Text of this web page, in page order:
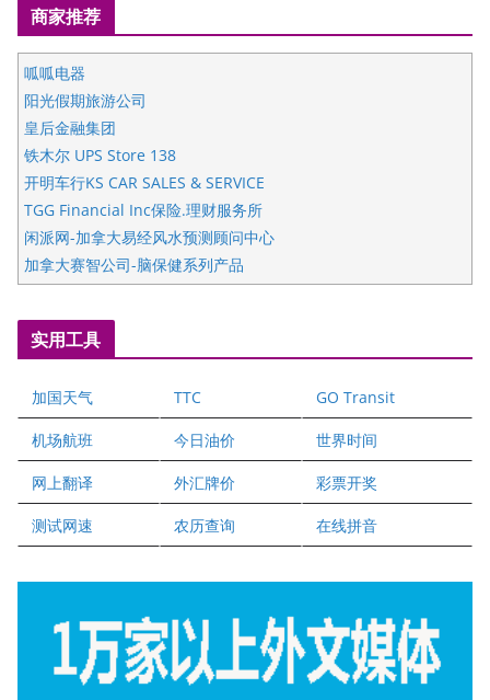
商家推荐
呱呱电器
阳光假期旅游公司
皇后金融集团
铁木尔 UPS Store 138
开明车行KS CAR SALES & SERVICE
TGG Financial Inc保险.理财服务所
闲派网-加拿大易经风水预测顾问中心
加拿大赛智公司-脑保健系列产品
五星国艺拍卖及评估公司
国际注册执业营养师公会
爱德华连锁酒店万锦分店
健健宝公司
二十一世纪美联地产公司
全球趋势移民留学
盛达资本
正点印艺设计
实用工具
加国天气 TTC GO Transit
机场航班 今日油价 世界时间
网上翻译 外汇牌价 彩票开奖
测试网速 农历查询 在线拼音